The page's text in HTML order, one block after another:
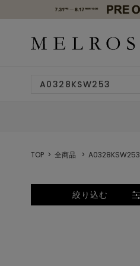
TOP 全商品 A0328KSW253
絞り込む